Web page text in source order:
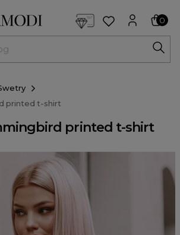
0
printed t-shirt
printed t-shirt